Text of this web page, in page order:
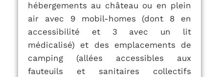
hébergements au château ou en plein
air avec 9 mobil-homes (dont 8 en
accessibilité et 3 avec un lit
médicalisé) et des emplacements de
camping (allées accessibles aux
fauteuils et sanitaires collectifs